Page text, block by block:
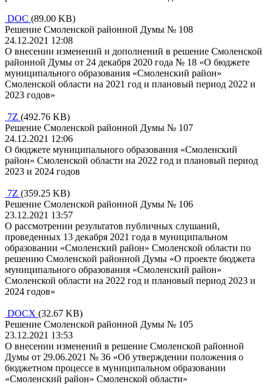
DOC (89.00 KB)
Решение Смоленской районной Думы № 108
24.12.2021 12:08
О внесении изменений и дополнений в решение Смоленской
районной Думы от 24 декабря 2020 года № 18 «О бюджете
муниципального образования «Смоленский район»
Смоленской области на 2021 год и плановый период 2022 и
2023 годов»
7Z (492.76 KB)
Решение Смоленской районной Думы № 107
24.12.2021 12:06
О бюджете муниципального образования «Смоленский
район» Смоленской области на 2022 год и плановый период
2023 и 2024 годов
7Z (359.25 KB)
Решение Смоленской районной Думы № 106
23.12.2021 13:57
О рассмотрении результатов публичных слушаний,
проведенных 13 декабря 2021 года в муниципальном
образовании «Смоленский район» Смоленской области по
решению Смоленской районной Думы «О проекте бюджета
муниципального образования «Смоленский район»
Смоленской области на 2022 год и плановый период 2023 и
2024 годов»
DOCX (32.67 KB)
Решение Смоленской районной Думы № 105
23.12.2021 13:53
О внесении изменений в решение Смоленской районной
Думы от 29.06.2021 № 36 «Об утверждении положения о
бюджетном процессе в муниципальном образовании
«Смоленский район» Смоленской области»